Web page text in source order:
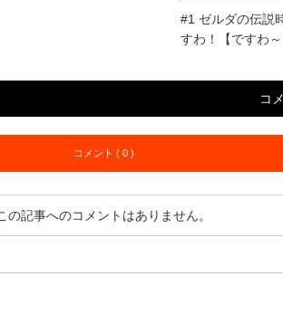
#1 ゼルダの伝説
すわ！【ですわ
コ
コメント ( 0 )
の記事へのコメントはありません。